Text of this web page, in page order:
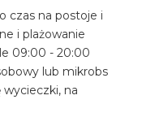
czas na postoje i
i plażowanie
09:00 - 20:00
lub mikrobs
wycieczki, na